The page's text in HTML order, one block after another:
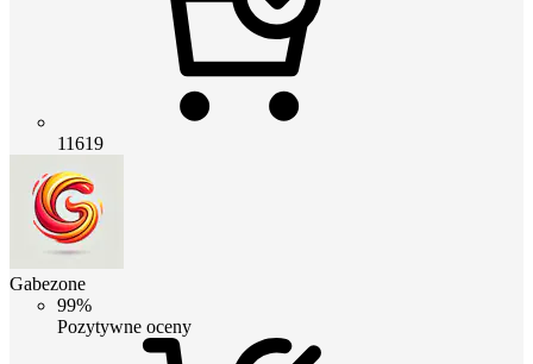
11619
Gabezone
99%
Pozytywne oceny